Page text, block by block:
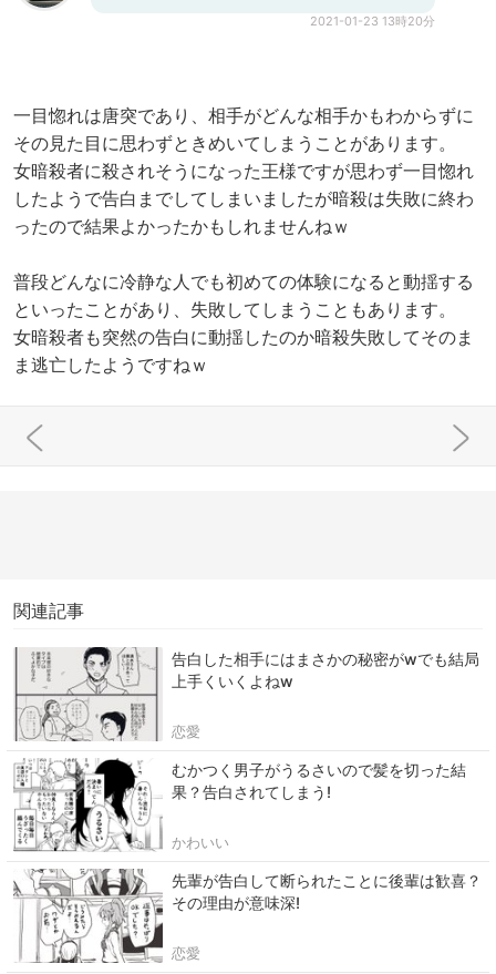
2021-01-23 13時20分
一目惚れは唐突であり、相手がどんな相手かもわからずに
その見た目に思わずときめいてしまうことがあります。
女暗殺者に殺されそうになった王様ですが思わず一目惚れ
したようで告白までしてしまいましたが暗殺は失敗に終わ
ったので結果よかったかもしれませんねｗ
普段どんなに冷静な人でも初めての体験になると動揺する
といったことがあり、失敗してしまうこともあります。
女暗殺者も突然の告白に動揺したのか暗殺失敗してそのま
ま逃亡したようですねｗ
関連記事
告白した相手にはまさかの秘密がwでも結局
上手くいくよねw
恋愛
むかつく男子がうるさいので髪を切った結
果？告白されてしまう!
かわいい
先輩が告白して断られたことに後輩は歓喜？
その理由が意味深!
恋愛